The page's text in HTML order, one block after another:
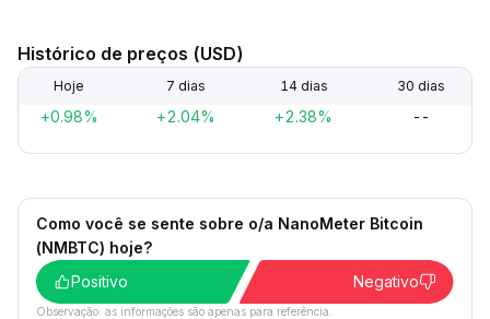
Histórico de preços (USD)
Hoje 7 dias 14 dias 30 dias
+0.98% +2.04% +2.38% --
Como você se sente sobre o/a NanoMeter Bitcoin
(NMBTC) hoje?
Positivo
Negativo
Observação: as informações são apenas para referência.